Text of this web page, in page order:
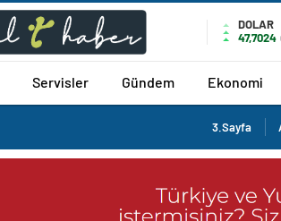
DOLAR
47,7024
Servisler Gündem Ekonomi
3.Sayfa